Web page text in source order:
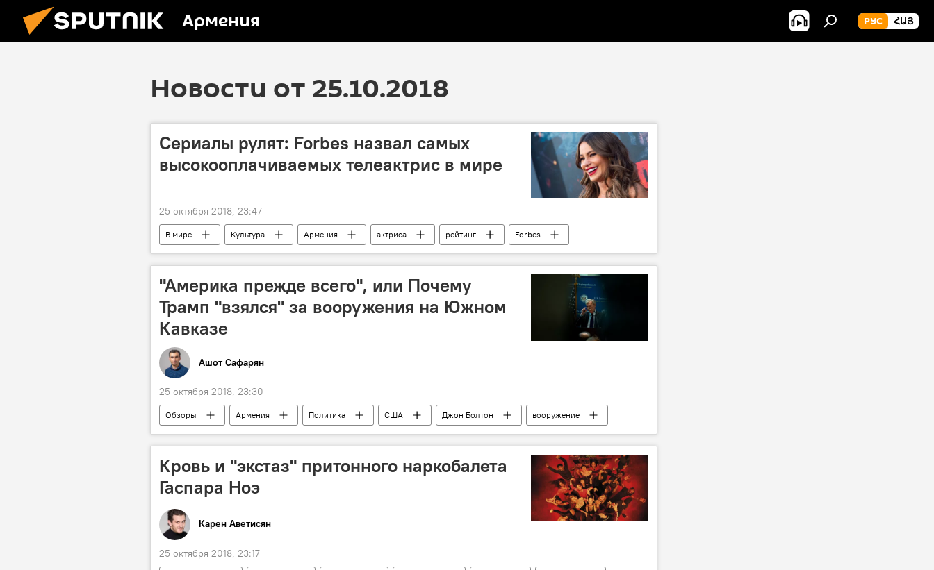
Армения РУС ՀԱՅ
Новости от 25.10.2018
Сериалы рулят: Forbes назвал самых
высокооплачиваемых телеактрис в мире
25 октября 2018, 23:47
В мире Культура Армения актриса рейтинг Forbes
"Америка прежде всего", или Почему
Трамп "взялся" за вооружения на Южном
Кавказе
Ашот Сафарян
25 октября 2018, 23:30
Обзоры Армения Политика США Джон Болтон
вооружение
Колумнисты
Кровь и "экстаз" притонного наркобалета
Гаспара Ноэ
Карен Аветисян
25 октября 2018, 23:17